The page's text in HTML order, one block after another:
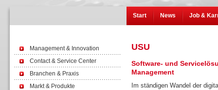
Start News Job &
Management & Innovation
Contact & Service Center
Branchen & Praxis
Markt & Produkte
USU
Software- und
Management
Im ständigen Wandel der